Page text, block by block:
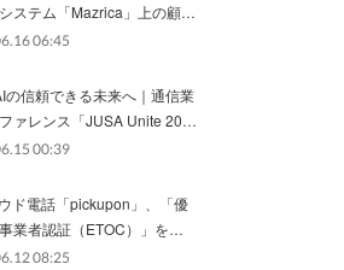
ステム「Mazrica」上の顧…
06:45
の信頼できる未来へ｜通信業
ァレンス「JUSA Unite 20…
00:39
ド電話「pickupon」、「優
業者認証（ETOC）」を…
08:25